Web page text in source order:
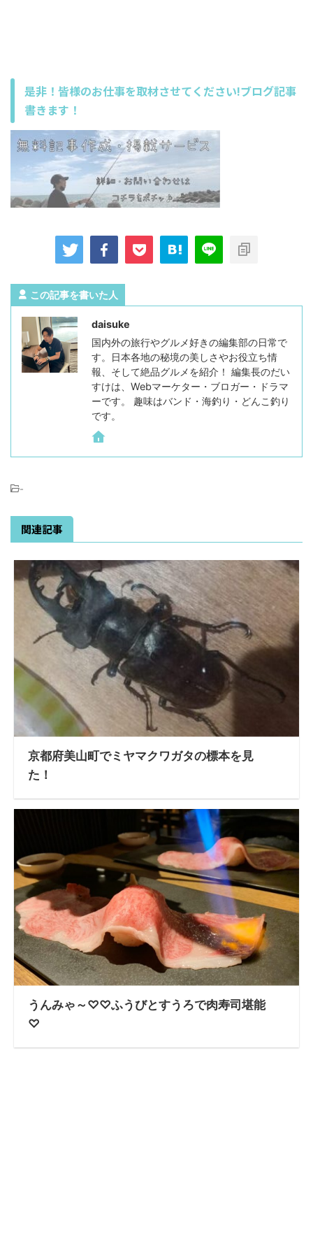
是非！皆様のお仕事を取材させてください!ブログ記事
書きます！
この記事を書いた人
daisuke
国内外の旅行やグルメ好きの編集部の日常で
す。日本各地の秘境の美しさやお役立ち情
報、そして絶品グルメを紹介！ 編集長のだい
すけは、Webマーケター・ブロガー・ドラマ
ーです。 趣味はバンド・海釣り・どんこ釣り
です。
-
関連記事
京都府美山町でミヤマクワガタの標本を見
た！
うんみゃ～♡♡ふうびとすうろで肉寿司堪能
♡